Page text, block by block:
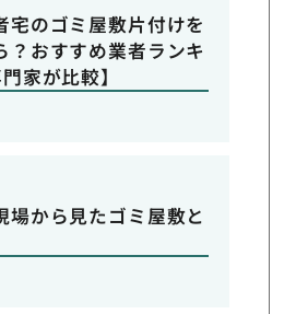
宅のゴミ屋敷片付けを
？おすすめ業者ランキ
家が比較】
場から見たゴミ屋敷と